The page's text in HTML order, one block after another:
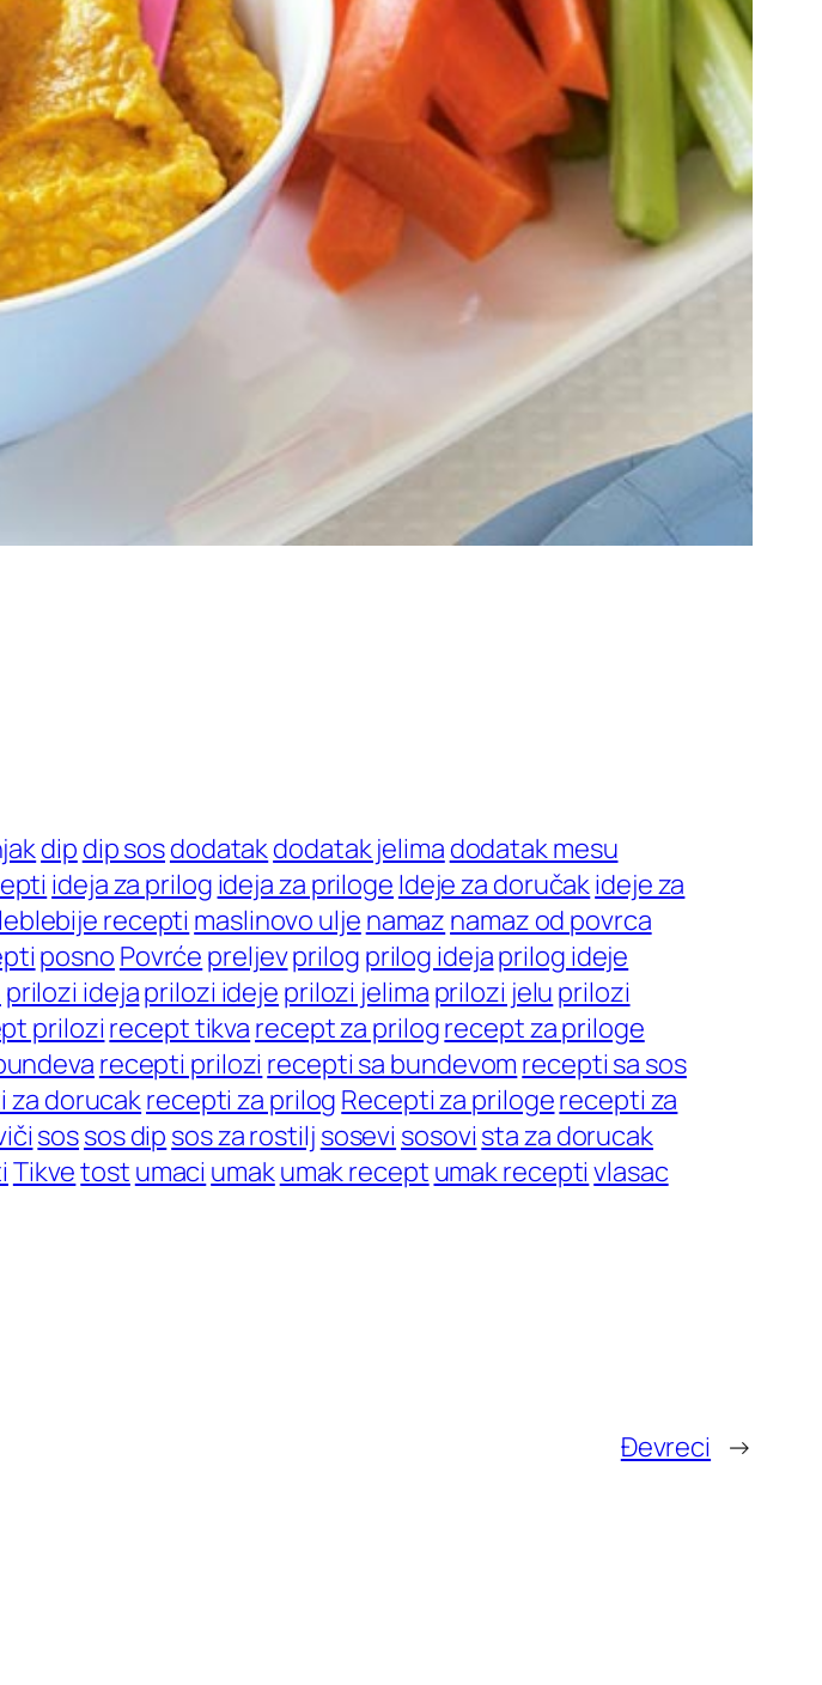
dip dip sosdodatakdodatak jelima dodatak mesu
ideja za prilog ideja za priloge Ideje za doručakideje za
leblebije recepti maslinovo ulje namaz namaz od povrca
posno Povrće preljevprilog prilog idejaprilog ideje
prilozi idejaprilozi ideje prilozi jelima prilozi jelu prilozi
prilozirecept tikva recept za prilogrecept za priloge
recepti prilozi recepti sa bundevom recepti sa sos
za dorucakrecepti za prilog Recepti za prilogerecepti za
sossos dip sos za rostilj sosevi sosovi sta za dorucak
Tikvetost umaci umakumak recept umak recepti vlasac
Đevreci →